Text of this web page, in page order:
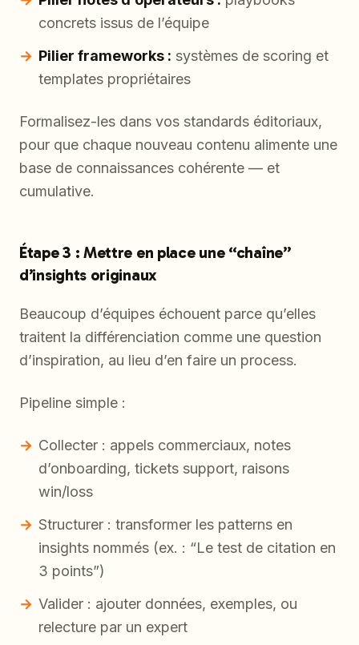
concrets issus de l’équipe
Pilier frameworks : systèmes de scoring et
templates propriétaires
Formalisez-les dans vos standards éditoriaux,
pour que chaque nouveau contenu alimente une
base de connaissances cohérente — et
cumulative.
Étape 3 : Mettre en place une “chaîne”
d’insights originaux
Beaucoup d’équipes échouent parce qu’elles
traitent la différenciation comme une question
d’inspiration, au lieu d’en faire un process.
Pipeline simple :
Collecter : appels commerciaux, notes
d’onboarding, tickets support, raisons
win/loss
Structurer : transformer les patterns en
insights nommés (ex. : “Le test de citation en
3 points”)
Valider : ajouter données, exemples, ou
relecture par un expert